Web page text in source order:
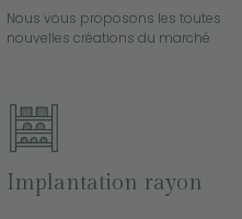
Nous vous proposons les toutes
nouvelles créations du marché
Implantation rayon